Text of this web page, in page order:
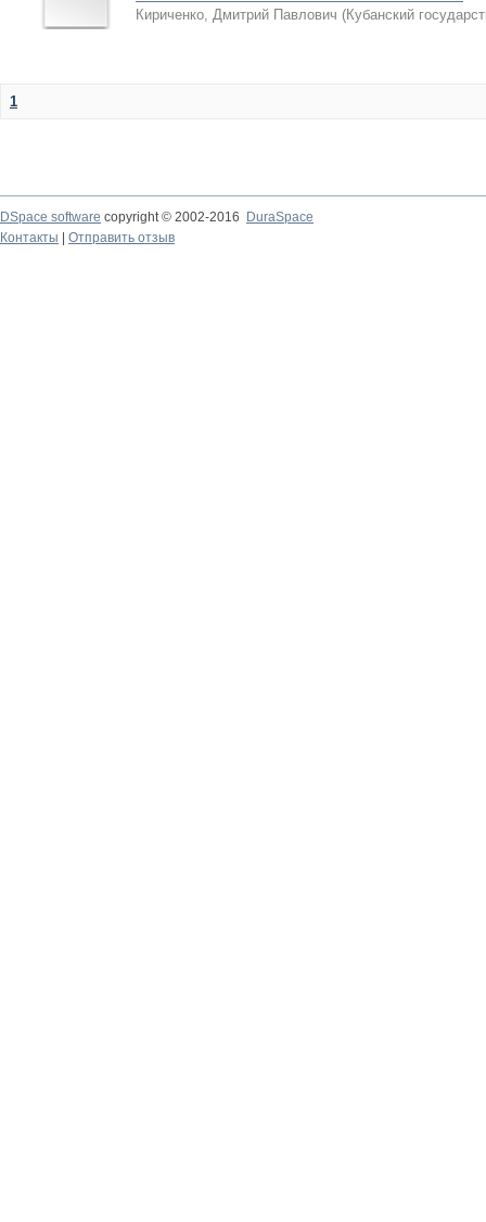
Кириченко, Дмитрий Павлович (Кубанский
1
DSpace software copyright © 2002-2016
DuraSpace
Контакты
Отправить отзыв